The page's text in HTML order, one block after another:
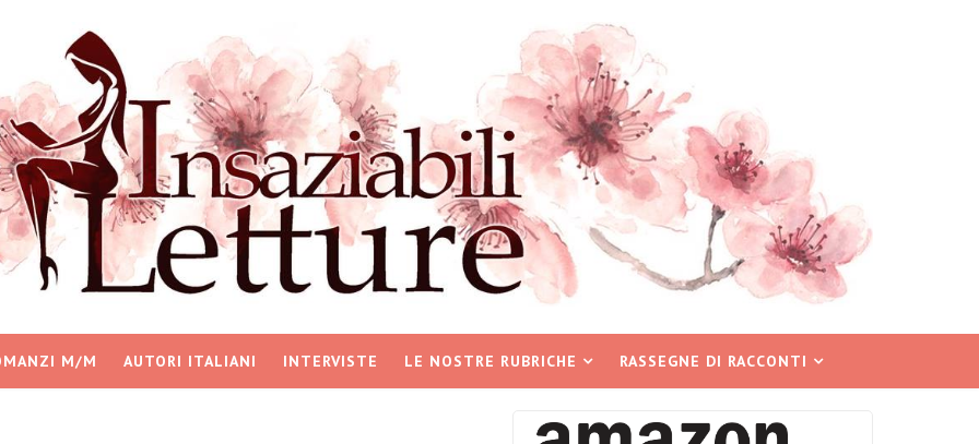
M/M AUTORI ITALIANI INTERVISTE LE NOSTRE RUBRICHE RASSEGNE DI RACCONTI